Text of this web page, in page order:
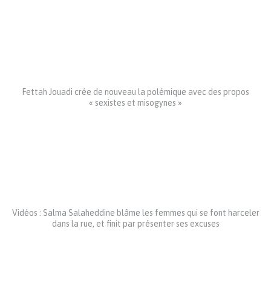
Fettah Jouadi crée de nouveau la polémique avec des propos
« sexistes et misogynes »
Vidéos : Salma Salaheddine blâme les femmes qui se font harceler
dans la rue, et finit par présenter ses excuses